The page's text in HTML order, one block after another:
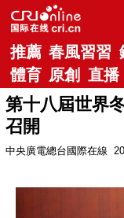
推薦 春風習習
體育 原創 直播
第十八屆世界
召開
中央廣電總台國際在線